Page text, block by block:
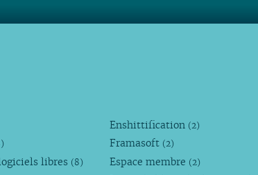
libres (8)
Enshittification (2)
Framasoft (2)
Espace membre (2)